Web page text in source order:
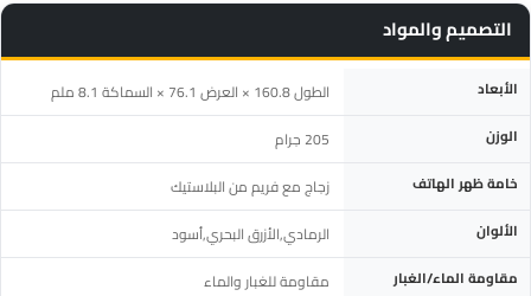
التصميم والمواد
المواصفة
الأبعاد الطول 160.8 × العرض 76.1 × السماكة 8.1 ملم
الوزن 205 جرام
خامة ظهر الهاتف زجاج مع فريم من البلاستيك
الألوان الرمادي,الأزرق البحري,أسود
مقاومة الماء/الغبار مقاومة للغبار والماء